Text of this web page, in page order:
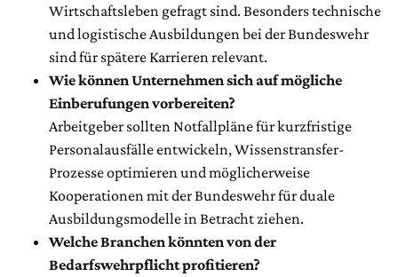
Wirtschaftsleben gefragt sind. Besonders technische
und logistische Ausbildungen bei der Bundeswehr
sind für spätere Karrieren relevant.
Wie können Unternehmen sich auf mögliche
Einberufungen vorbereiten?
Arbeitgeber sollten Notfallpläne für kurzfristige
Personalausfälle entwickeln, Wissenstransfer-
Prozesse optimieren und möglicherweise
Kooperationen mit der Bundeswehr für duale
Ausbildungsmodelle in Betracht ziehen.
Welche Branchen könnten von der
Bedarfswehrpflicht profitieren?